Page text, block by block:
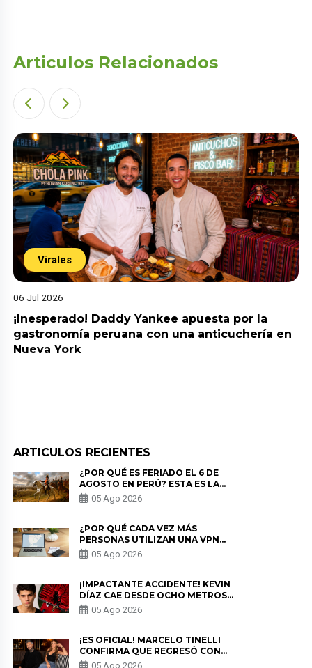
Articulos Relacionados
Virales
06 Jul 2026
¡Inesperado! Daddy Yankee apuesta por la
gastronomía peruana con una anticuchería en
Nueva York
ARTICULOS RECIENTES
¿POR QUÉ ES FERIADO EL 6 DE
AGOSTO EN PERÚ? ESTA ES LA
HISTORIA
05 Ago 2026
¿POR QUÉ CADA VEZ MÁS
PERSONAS UTILIZAN UNA VPN
PARA PROTEGER SU
PRIVACIDAD?
05 Ago 2026
¡IMPACTANTE ACCIDENTE! KEVIN
DÍAZ CAE DESDE OCHO METROS
EN “ESTO ES GUERRA” Y GENERA
PREOCUPACIÓN
05 Ago 2026
¡ES OFICIAL! MARCELO TINELLI
CONFIRMA QUE REGRESÓ CON
MILETT FIGUEROA: “EL AMOR
05 Ago 2026